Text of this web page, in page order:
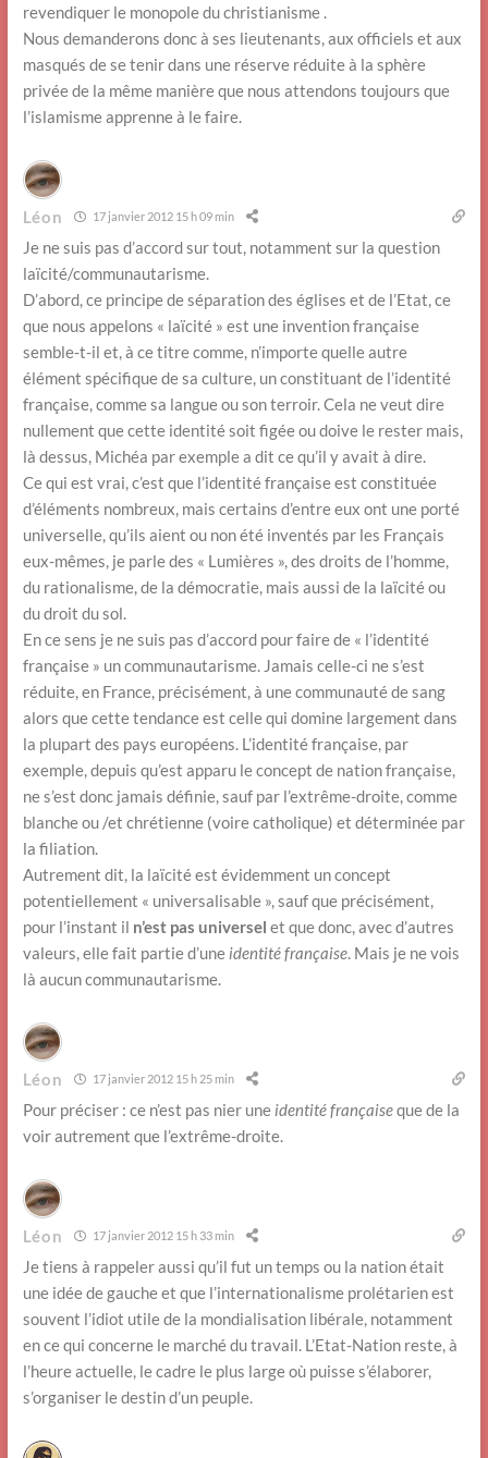
revendiquer le monopole du christianisme .
Nous demanderons donc à ses lieutenants, aux officiels et aux
masqués de se tenir dans une réserve réduite à la sphère
privée de la même manière que nous attendons toujours que
l’islamisme apprenne à le faire.
Léon 17 janvier 2012 15 h 09 min
Je ne suis pas d’accord sur tout, notamment sur la question
laïcité/communautarisme.
D’abord, ce principe de séparation des églises et de l’Etat, ce
que nous appelons « laïcité » est une invention française
semble-t-il et, à ce titre comme, n’importe quelle autre
élément spécifique de sa culture, un constituant de l’identité
française, comme sa langue ou son terroir. Cela ne veut dire
nullement que cette identité soit figée ou doive le rester mais,
là dessus, Michéa par exemple a dit ce qu’il y avait à dire.
Ce qui est vrai, c’est que l’identité française est constituée
d’éléments nombreux, mais certains d’entre eux ont une porté
universelle, qu’ils aient ou non été inventés par les Français
eux-mêmes, je parle des « Lumières », des droits de l’homme,
du rationalisme, de la démocratie, mais aussi de la laïcité ou
du droit du sol.
En ce sens je ne suis pas d’accord pour faire de « l’identité
française » un communautarisme. Jamais celle-ci ne s’est
réduite, en France, précisément, à une communauté de sang
alors que cette tendance est celle qui domine largement dans
la plupart des pays européens. L’identité française, par
exemple, depuis qu’est apparu le concept de nation française,
ne s’est donc jamais définie, sauf par l’extrême-droite, comme
blanche ou /et chrétienne (voire catholique) et déterminée par
la filiation.
Autrement dit, la laïcité est évidemment un concept
potentiellement « universalisable », sauf que précisément,
pour l’instant il n’est pas universel et que donc, avec d’autres
valeurs, elle fait partie d’une identité française. Mais je ne vois
là aucun communautarisme.
Léon 17 janvier 2012 15 h 25 min
Pour préciser : ce n’est pas nier une identité françaiseque de la
voir autrement que l’extrême-droite.
Léon 17 janvier 2012 15 h 33 min
Je tiens à rappeler aussi qu’il fut un temps ou la nation était
une idée de gauche et que l’internationalisme prolétarien est
souvent l’idiot utile de la mondialisation libérale, notamment
en ce qui concerne le marché du travail. L’Etat-Nation reste, à
l’heure actuelle, le cadre le plus large où puisse s’élaborer,
s’organiser le destin d’un peuple.